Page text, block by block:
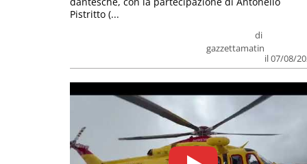
di
gazzettamatin
il 07/08/
Pistritto (...